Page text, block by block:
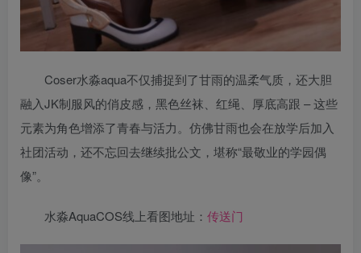
Coser水淼aqua不仅捕捉到了甘雨的温柔气质，还大胆
融入JK制服风的俏皮感，黑色丝袜、红绳、厚底高跟 – 这些
元素为角色增添了青春与活力。仿佛甘雨也会在放学后加入
社团活动，还不忘回去继续批公文，堪称“最敬业的学园偶
像”。
水淼AquaCOS线上看图地址： 传送门